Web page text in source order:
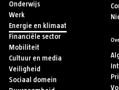
Onderwijs
Werk
Energie en klimaat
Financiële sector
Mobiliteit
Cultuur en media
Veiligheid
Sociaal domein